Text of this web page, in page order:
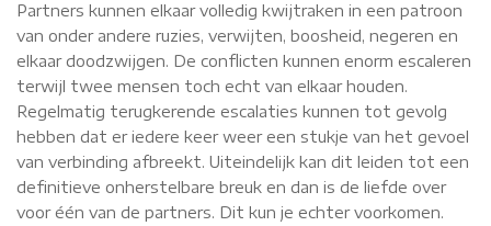
Partners kunnen elkaar volledig kwijtraken in een patroon
van onder andere ruzies, verwijten, boosheid, negeren en
elkaar doodzwijgen. De conflicten kunnen enorm escaleren
terwijl twee mensen toch echt van elkaar houden.
Regelmatig terugkerende escalaties kunnen tot gevolg
hebben dat er iedere keer weer een stukje van het gevoel
van verbinding afbreekt. Uiteindelijk kan dit leiden tot een
definitieve onherstelbare breuk en dan is de liefde over
voor één van de partners. Dit kun je echter voorkomen.